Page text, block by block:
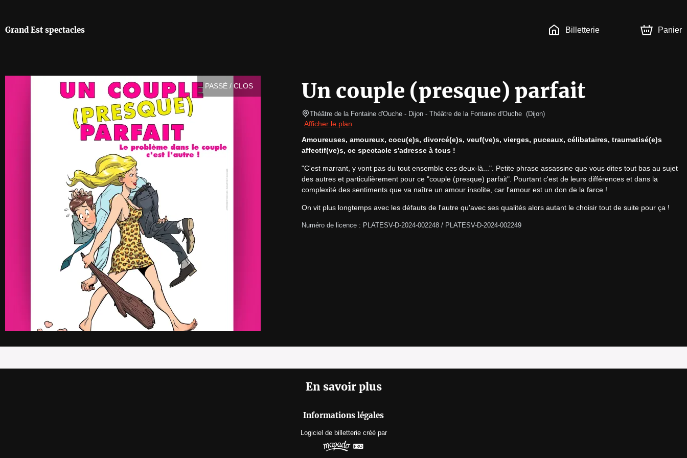
Grand Est spectacles Billetterie Panier
PASSÉ / CLOS Un couple (presque) parfait
Théâtre de la Fontaine d'Ouche - Dijon - Théâtre de la Fontaine d'Ouche (Dijon)
Afficher le plan
Amoureuses, amoureux, cocu(e)s, divorcé(e)s, veuf(ve)s, vierges, puceaux, célibataires, traumatisé(e)s
affectif(ve)s, ce spectacle s'adresse à tous !
"C'est marrant, y vont pas du tout ensemble ces deux-là...". Petite phrase assassine que vous dites tout bas au sujet
des autres et particulièrement pour ce "couple (presque) parfait". Pourtant c'est de leurs différences et dans la
complexité des sentiments que va naître un amour insolite, car l'amour est un don de la farce !
On vit plus longtemps avec les défauts de l'autre qu'avec ses qualités alors autant le choisir tout de suite pour ça !
Numéro de licence : PLATESV-D-2024-002248 / PLATESV-D-2024-002249
En savoir plus
Informations légales
Logiciel de billetterie créé par